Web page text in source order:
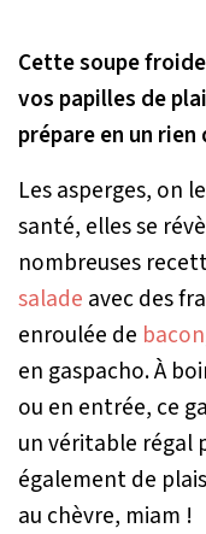
Cette soupe
vos papilles de
prépare en un rien
Les asperges, on
santé, elles se
nombreuses
salade avec des
enroulée de bacon
en gaspacho. À
ou en entrée, ce
un véritable régal
également de
au chèvre, miam !